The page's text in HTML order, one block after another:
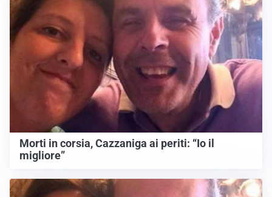
Morti in corsia, Cazzaniga ai periti: “Io il
migliore”